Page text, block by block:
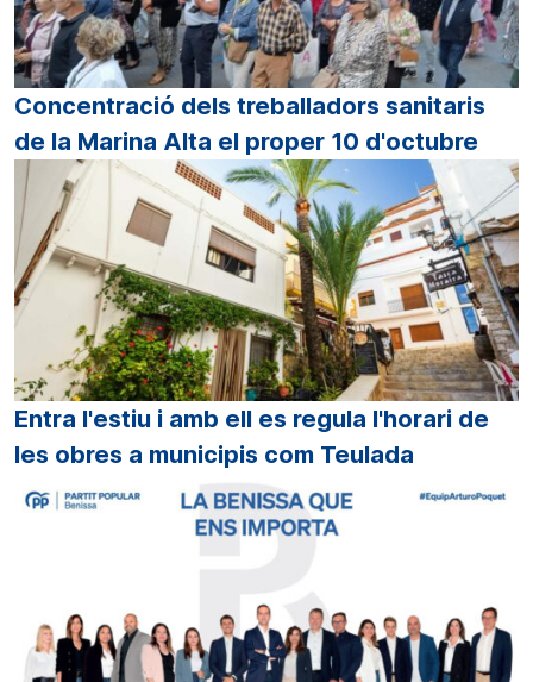
Concentració dels treballadors sanitaris
de la Marina Alta el proper 10 d'octubre
Entra l'estiu i amb ell es regula l'horari de
les obres a municipis com Teulada